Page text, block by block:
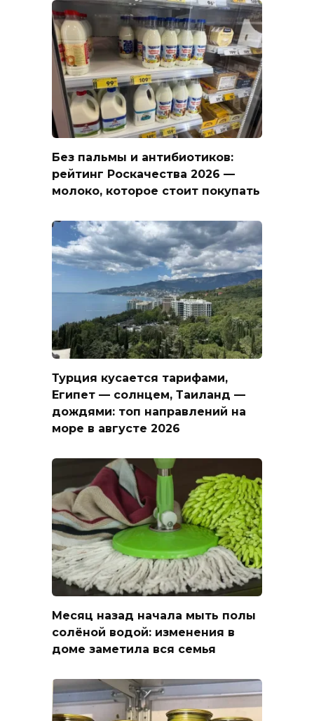
Без пальмы и антибиотиков:
рейтинг Роскачества 2026 —
молоко, которое стоит покупать
Турция кусается тарифами,
Египет — солнцем, Таиланд —
дождями: топ направлений на
море в августе 2026
Месяц назад начала мыть полы
солёной водой: изменения в
доме заметила вся семья